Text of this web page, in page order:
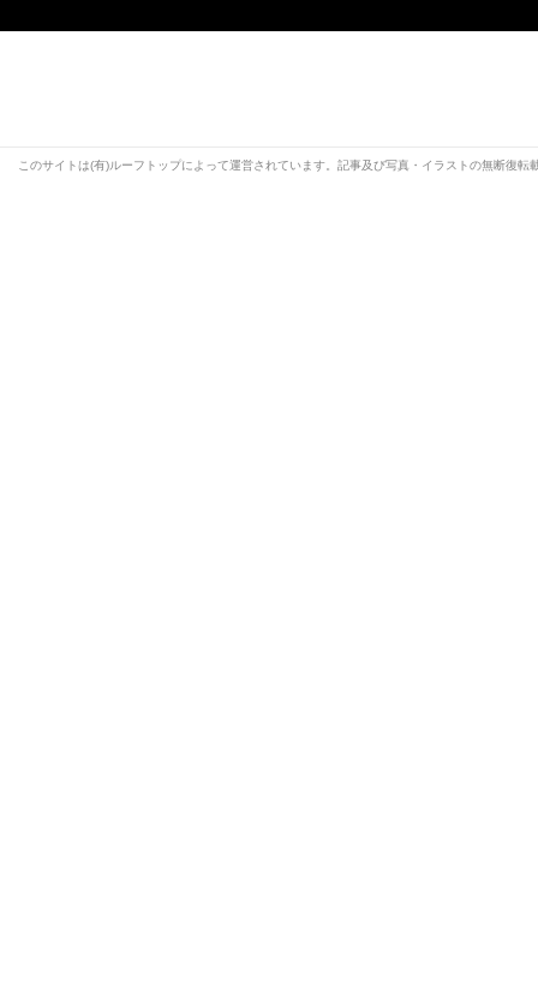
このサイトは(有)ルーフトップによって運営されています。記事及び写真・イラストの無断復転